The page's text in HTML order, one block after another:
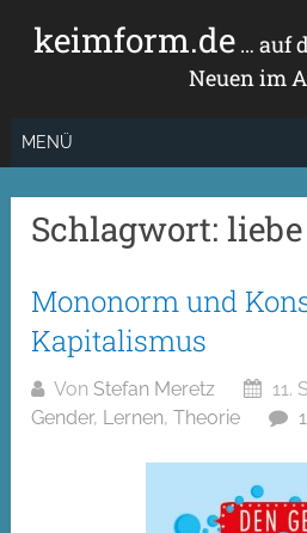
Inhaltkeimform.de… auf
Neuen im
MENÜ
Schlagwort:liebe
Mononorm und
Kapitalismus
Von Stefan Meretz
11.
Gender, Lernen,Theorie